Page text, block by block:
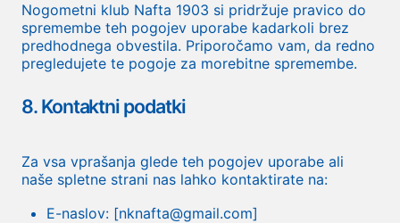
Nogometni klub Nafta 1903 si pridržuje pravico do
spremembe teh pogojev uporabe kadarkoli brez
predhodnega obvestila. Priporočamo vam, da redno
pregledujete te pogoje za morebitne spremembe.
8. Kontaktni podatki
Za vsa vprašanja glede teh pogojev uporabe ali
naše spletne strani nas lahko kontaktirate na:
E-naslov: [nknafta@gmail.com]